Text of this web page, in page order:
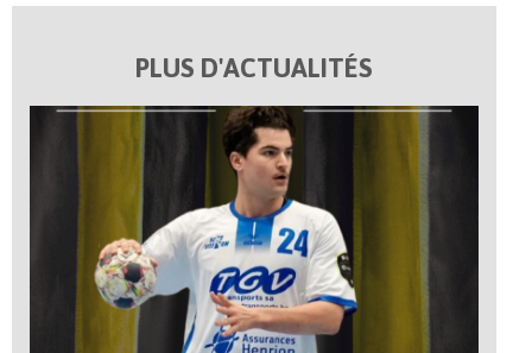
PLUS D'ACTUALITÉS